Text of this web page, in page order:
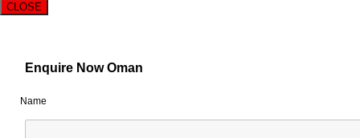
CLOSE
Enquire Now Oman
Name